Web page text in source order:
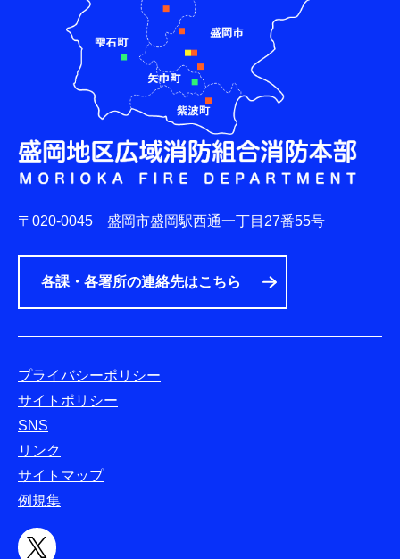
〒020-0045 盛岡市盛岡駅西通一丁目27番55号
各課・各署所の連絡先はこちら
プライバシーポリシー
サイトポリシー
SNS
リンク
サイトマップ
例規集